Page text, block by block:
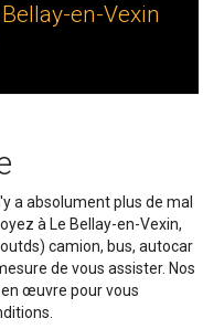
en-Vexin
a absolument plus de mal
à Le Bellay-en-Vexin,
camion, bus, autocar
de vous assister. Nos
œuvre pour vous